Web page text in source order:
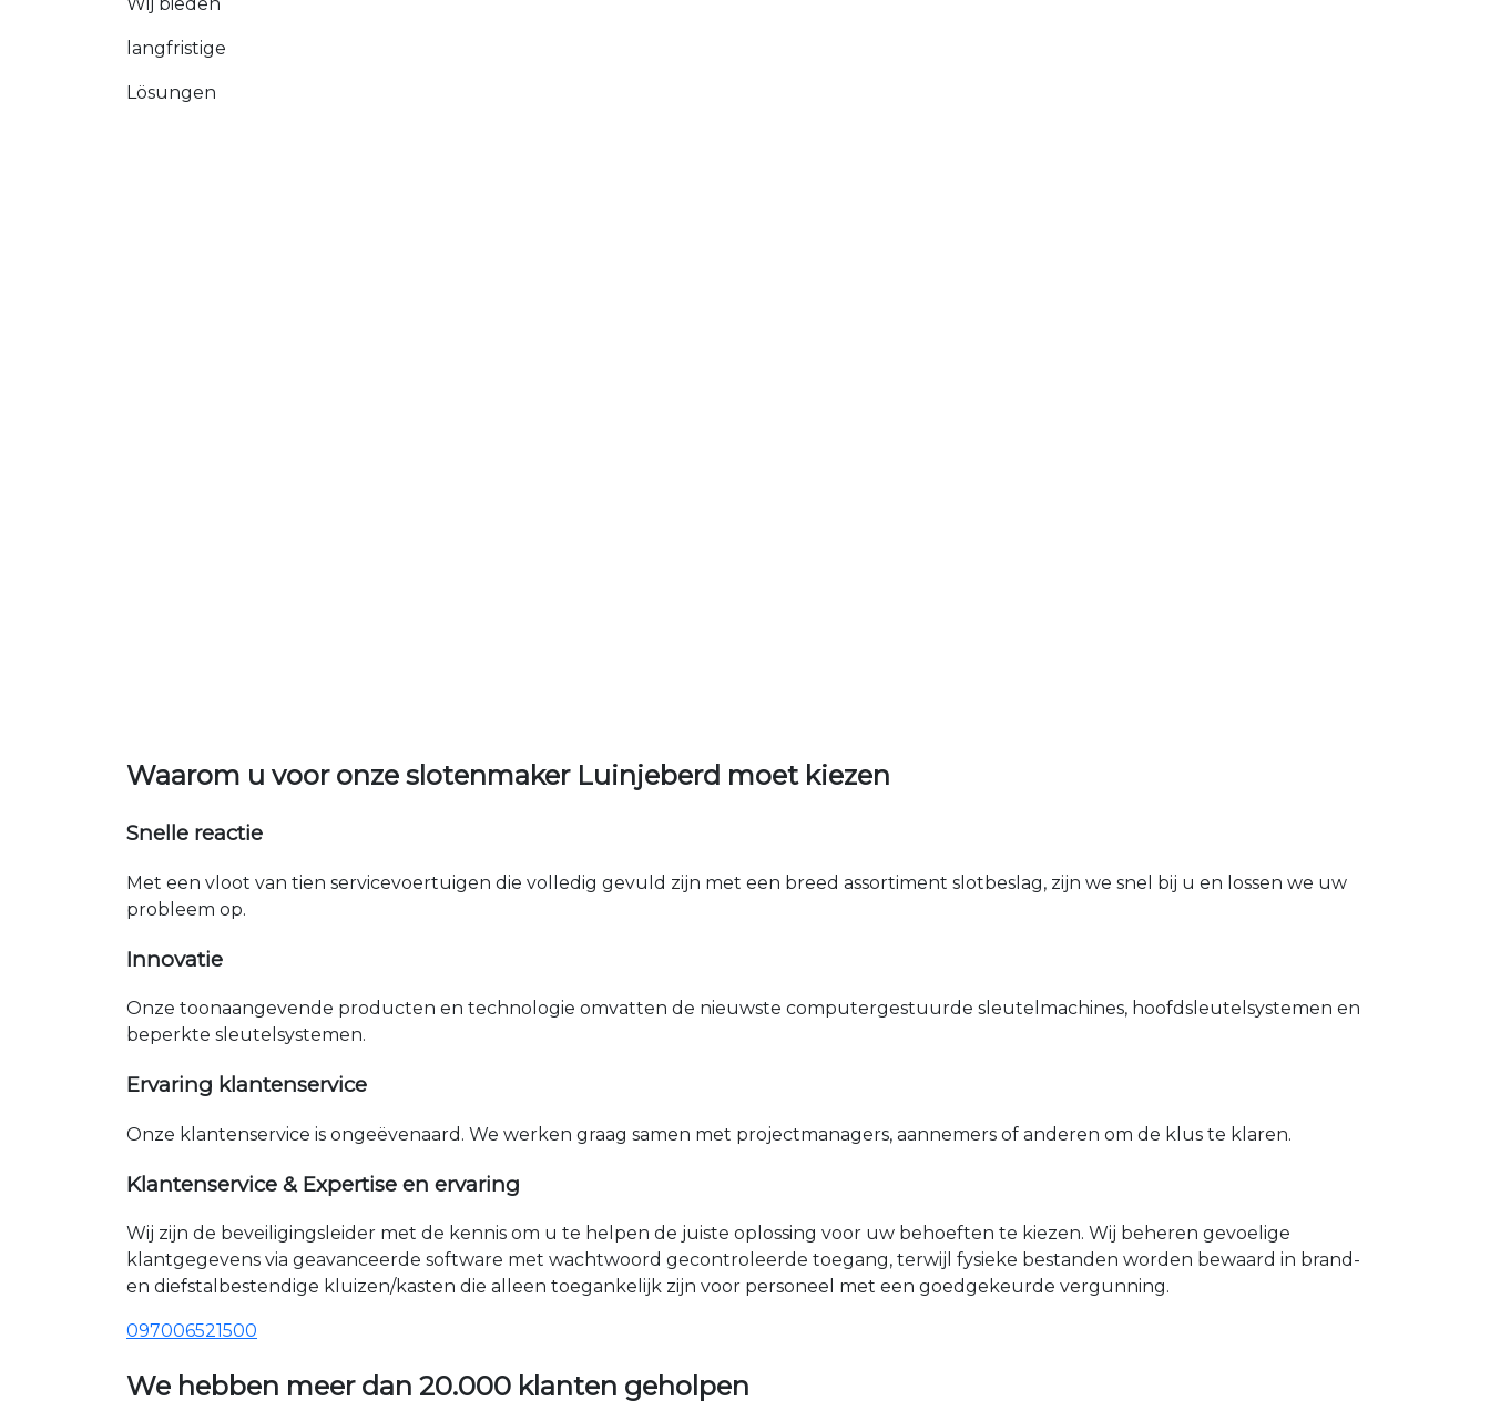
Wij bieden
langfristige
Lösungen
Waarom u voor onze slotenmaker Luinjeberd moet kiezen
Snelle reactie
Met een vloot van tien servicevoertuigen die volledig gevuld zijn met een breed assortiment slotbeslag, zijn we snel bij u en lossen we uw
probleem op.
Innovatie
Onze toonaangevende producten en technologie omvatten de nieuwste computergestuurde sleutelmachines, hoofdsleutelsystemen en
beperkte sleutelsystemen.
Ervaring klantenservice
Onze klantenservice is ongeëvenaard. We werken graag samen met projectmanagers, aannemers of anderen om de klus te klaren.
Klantenservice & Expertise en ervaring
Wij zijn de beveiligingsleider met de kennis om u te helpen de juiste oplossing voor uw behoeften te kiezen. Wij beheren gevoelige
klantgegevens via geavanceerde software met wachtwoord gecontroleerde toegang, terwijl fysieke bestanden worden bewaard in brand-
en diefstalbestendige kluizen/kasten die alleen toegankelijk zijn voor personeel met een goedgekeurde vergunning.
097006521500
We hebben meer dan 20.000 klanten geholpen